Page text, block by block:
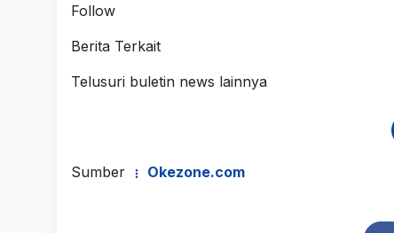
Follow
Berita Terkait
Telusuri buletin news lainnya
Sumber Okezone.com